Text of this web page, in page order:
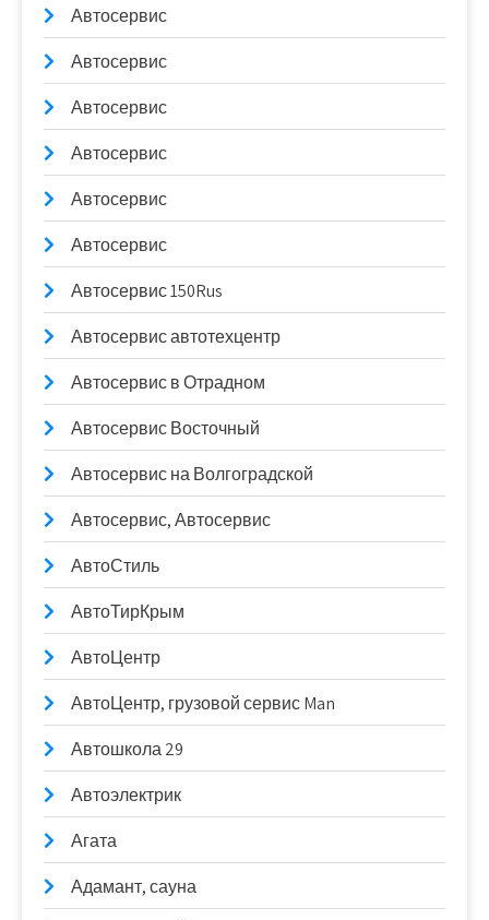
Автосервис
Автосервис
Автосервис
Автосервис
Автосервис
Автосервис
Автосервис 150Rus
Автосервис автотехцентр
Автосервис в Отрадном
Автосервис Восточный
Автосервис на Волгоградской
Автосервис, Автосервис
АвтоСтиль
АвтоТирКрым
АвтоЦентр
АвтоЦентр, грузовой сервис Man
Автошкола 29
Автоэлектрик
Агата
Адамант, сауна